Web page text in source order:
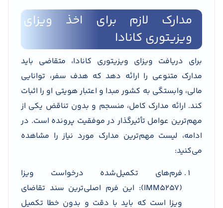
مدارک لازم برای اخذ ویزای
ویزیتوری کانادا
برای دریافت ویزای ویزیتوری کانادا، متقاضی باید
مدارک متنوعی را ارائه دهد که هدف سفر، توانایی
مالی، وابستگی به کشور مبدا و اعتبار هویتی او را اثبات
کند. ارائه مدارک کامل، منسجم و بدون تناقض یکی از
مهم‌ترین عوامل تأثیرگذار در موفقیت پرونده است. در
ادامه، لیست مهم‌ترین مدارک مورد نیاز را مشاهده
می‌کنید:
فرم‌های تکمیل‌شده درخواست ویزا
(IMM5257): این فرم اصلی‌ترین سند تقاضای
ویزا است که باید با دقت و بدون خطا تکمیل